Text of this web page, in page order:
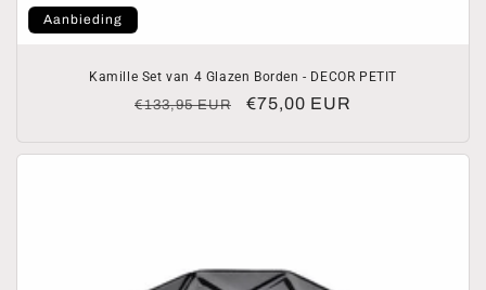
Aanbieding
Kamille Set van 4 Glazen Borden - DECOR PETIT
Normale
€133,95 EUR Aanbiedingsprijs
€75,00 EUR